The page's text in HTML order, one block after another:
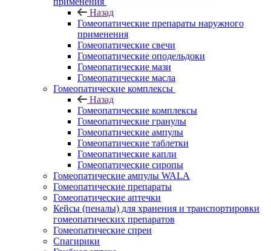
Назад
Гомеопатические препараты наружного
применения
Гомеопатические свечи
Гомеопатические оподельдоки
Гомеопатические мази
Гомеопатические масла
Гомеопатические комплексы
Назад
Гомеопатические комплексы
Гомеопатические гранулы
Гомеопатические ампулы
Гомеопатические таблетки
Гомеопатические капли
Гомеопатические сиропы
Гомеопатические ампулы WALA
Гомеопатические препараты
Гомеопатические аптечки
Кейсы (пеналы) для хранения и транспортировки
гомеопатических препаратов
Гомеопатические спреи
Спагирики